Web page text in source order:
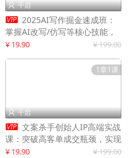
 千启
 2025AI写作掘金速成班：
掌握AI改写/仿写等核心技能，
实现单篇文案变现500+
¥ 19.90 ¥ 199.00
1章1课
 千启
 文案杀手创始人IP高端实战
课：突破高客单成交瓶颈，实现
IP商业价值最大化
¥ 19.90 ¥ 199.00